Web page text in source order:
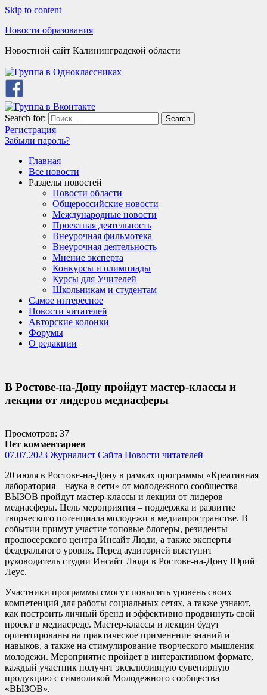
Skip to content
Новости образования
Новостной сайт Калининградской области
Search for: Search
Регистрация
Забыли пароль?
Главная
Все новости
Разделы новостей
Новости области
Общероссийские новости
Международные новости
Проектная деятельность
Внеурочная фильмотека
Внеурочная деятельность
Мнение эксперта
Конкурсы и олимпиады
Курсы для Учителей
Школьникам и студентам
Самое интересное
Новости читателей
Авторские колонки
Форумы
О редакции
В Ростове-на-Дону пройдут мастер-классы и
лекции от лидеров медиасферы
Просмотров: 37
Нет комментариев
07.07.2023 Журналист Сайта Новости читателей
20 июля в Ростове-на-Дону в рамках программы «Креативная
лаборатория – наука в сети» от молодежного сообщества
ВЫЗОВ пройдут мастер-классы и лекции от лидеров
медиасферы. Цель мероприятия – поддержка и развитие
творческого потенциала молодежи в медиапространстве. В
событии примут участие топовые блогеры, резиденты
продюсерского центра Инсайт Люди, а также эксперты
федерального уровня. Перед аудиторией выступит
руководитель студии Инсайт Люди в Ростове-на-Дону Юрий
Леус.
Участники программы смогут повысить уровень своих
компетенций для работы социальных сетях, а также узнают,
как построить личный бренд и эффективно продвинуть свой
проект в медиасреде. Мастер-классы и лекции будут
ориентированы на практическое применение знаний и
навыков, а также на стимулирование творческого мышления
молодежи. Мероприятие пройдет в интерактивном формате,
каждый участник получит эксклюзивную сувенирную
продукцию с символикой Молодежного сообщества
«ВЫЗОВ».